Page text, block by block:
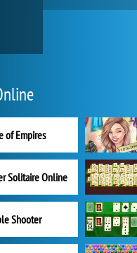
of Empires
Solitaire Online
Shooter